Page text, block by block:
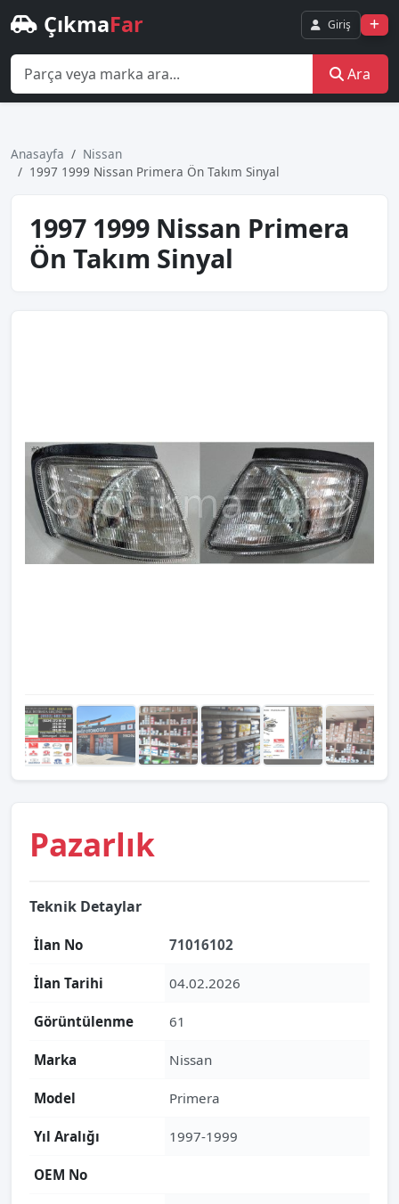
ÇıkmaFar Giriş
Ara
Anasayfa
Nissan
1997 1999 Nissan Primera Ön Takım Sinyal
1997 1999 Nissan Primera
Ön Takım Sinyal
Pazarlık
Teknik Detaylar
İlan No 71016102
İlan Tarihi 04.02.2026
Görüntülenme 61
Marka Nissan
Model Primera
Yıl Aralığı 1997-1999
OEM No